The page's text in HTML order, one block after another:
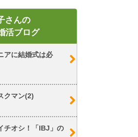
さんの
活ブログ
アに結婚式は必
クマン(2)
チオシ！「IBJ」の